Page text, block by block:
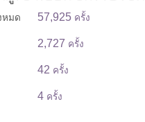
หมด 57,925 ครั้ง
2,727 ครั้ง
42 ครั้ง
4 ครั้ง